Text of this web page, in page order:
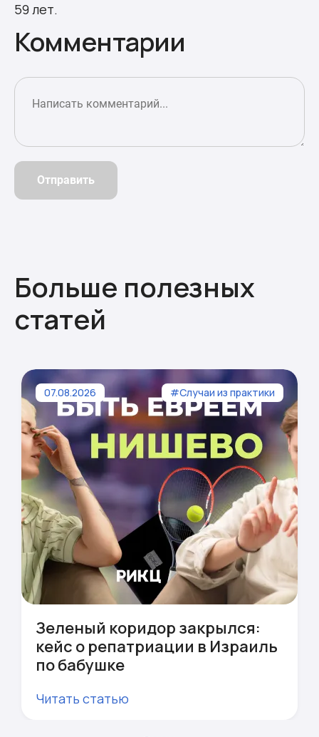
59 лет.
Комментарии
Отправить
Больше полезных
статей
07.08.2026 #Случаи из практики
Зеленый коридор закрылся:
кейс о репатриации в Израиль
по бабушке
Читать статью